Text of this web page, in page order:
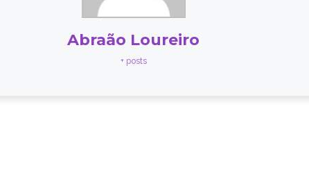
Abraão Loureiro
+ posts